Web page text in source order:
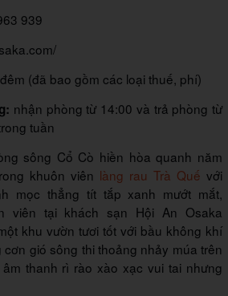
939
(đã bao gồm các loại thuế, phí)
nhận phòng từ 14:00 và trả phòng từ
tuần
sông Cổ Cò hiền hòa quanh năm
khuôn viên làng rau Trà Quế với
mọc thẳng tít tắp xanh mướt mắt,
viên tại khách sạn Hội An Osaka
khu vườn tươi tốt với bầu không khí
gió sông thi thoảng nhảy múa trên
thanh rì rào xào xạc vui tai nhưng